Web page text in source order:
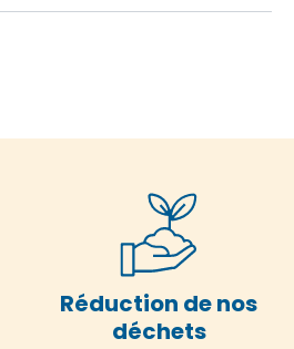
Réduction de nos
déchets